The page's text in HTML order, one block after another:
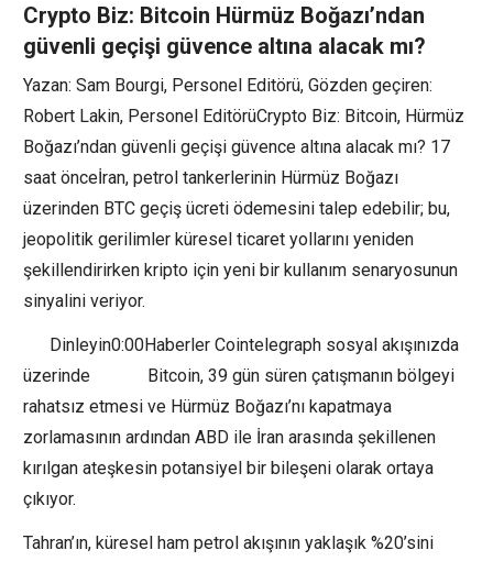
Crypto Biz: Bitcoin Hürmüz Boğazı’ndan
güvenli geçişi güvence altına alacak mı?
Yazan: Sam Bourgi, Personel Editörü, Gözden geçiren:
Robert Lakin, Personel EditörüCrypto Biz: Bitcoin, Hürmüz
Boğazı’ndan güvenli geçişi güvence altına alacak mı? 17
saat önceİran, petrol tankerlerinin Hürmüz Boğazı
üzerinden BTC geçiş ücreti ödemesini talep edebilir; bu,
jeopolitik gerilimler küresel ticaret yollarını yeniden
şekillendirirken kripto için yeni bir kullanım senaryosunun
sinyalini veriyor.
Dinleyin0:00Haberler Cointelegraph sosyal akışınızda
üzerinde Bitcoin, 39 gün süren çatışmanın bölgeyi
rahatsız etmesi ve Hürmüz Boğazı’nı kapatmaya
zorlamasının ardından ABD ile İran arasında şekillenen
kırılgan ateşkesin potansiyel bir bileşeni olarak ortaya
çıkıyor.
Tahran’ın, küresel ham petrol akışının yaklaşık %20’sini